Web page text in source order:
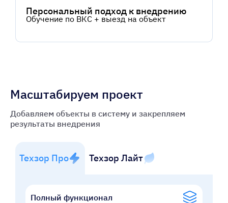
Персональный подход к внедрению
Обучение по ВКС + выезд на объект
Масштабируем проект
Добавляем объекты в систему и закрепляем
результаты внедрения
Техзор Про Техзор Лайт
Полный функционал